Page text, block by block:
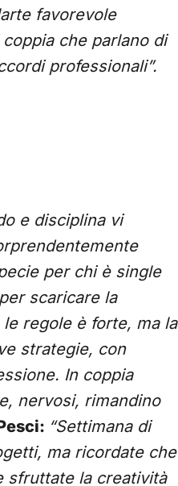
favorevole
che parlano di
professionali”.
e disciplina vi
per chi è single
scaricare la
regole è forte, ma la
strategie, con
In coppia
nervosi, rimandino
“Settimana di
ma ricordate che
sfruttate la creatività